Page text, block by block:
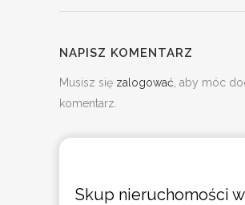
NAPISZ KOMENTARZ
Musisz się zalogować , aby móc
komentarz.
Skup nieruchomości w